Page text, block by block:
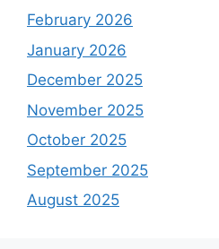
February 2026
January 2026
December 2025
November 2025
October 2025
September 2025
August 2025